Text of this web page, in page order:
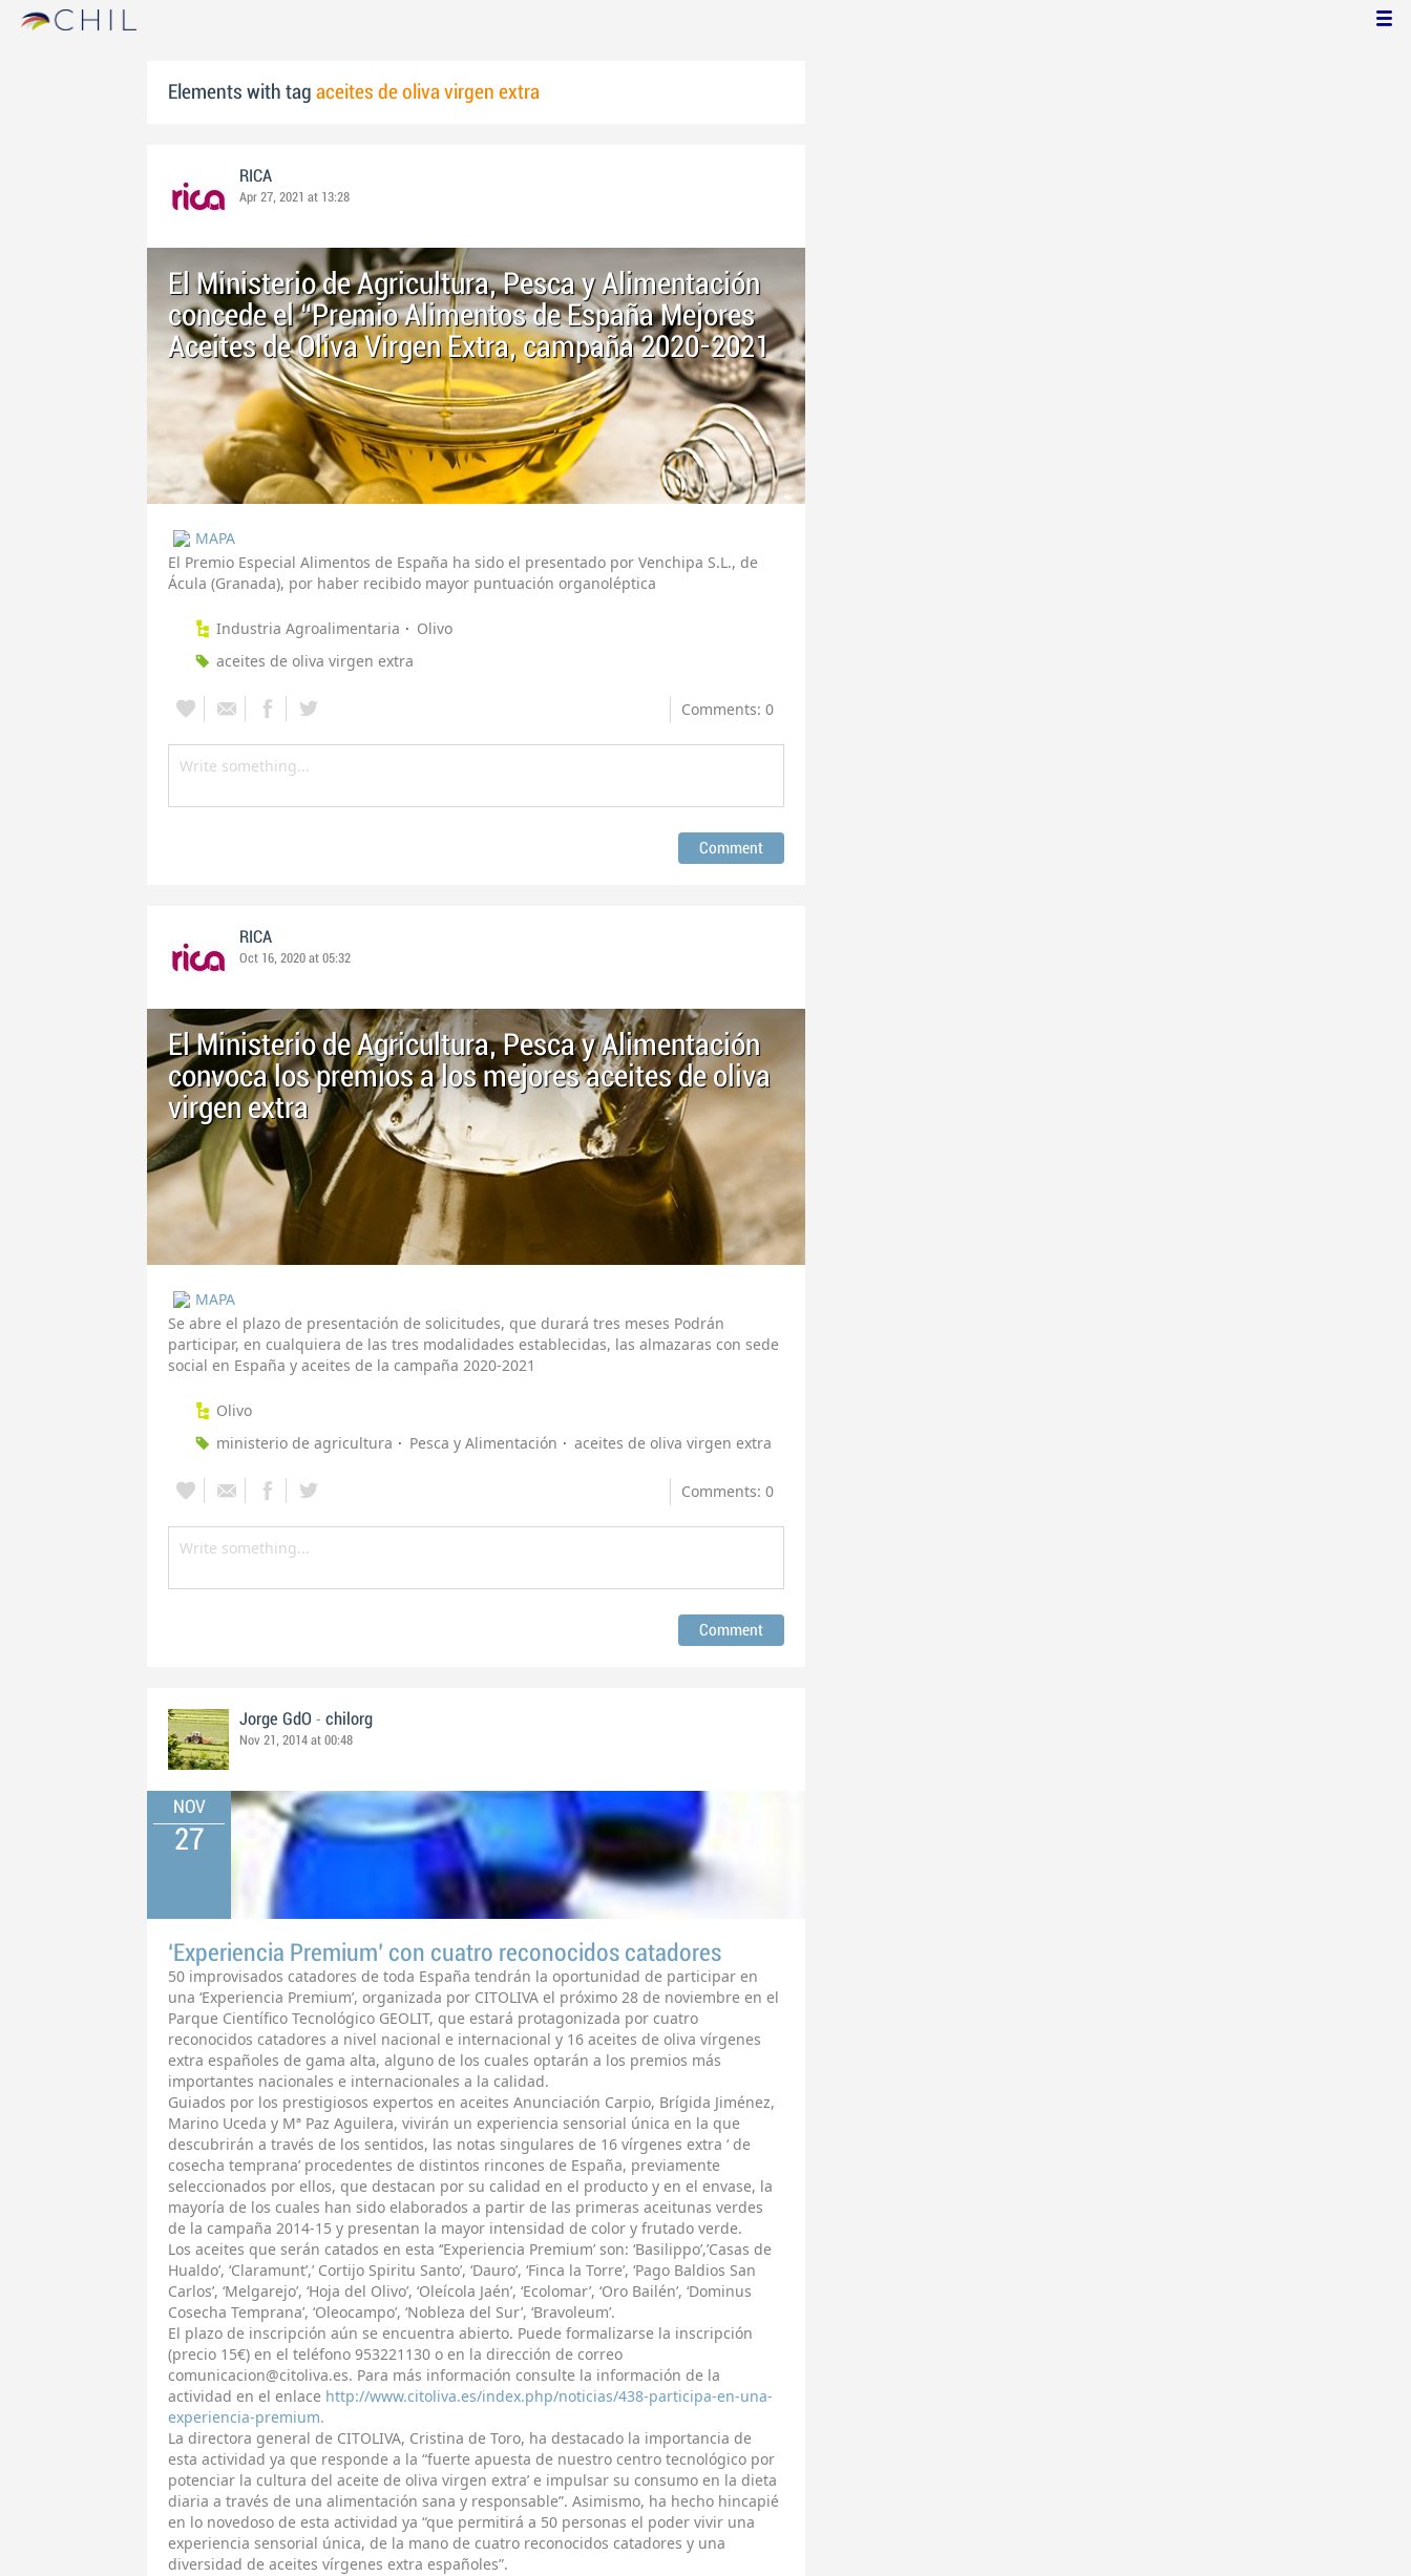
Elements with tag aceites de oliva virgen extra
RICA
Apr 27, 2021 at 13:28
El Ministerio de Agricultura, Pesca y Alimentación
concede el “Premio Alimentos de España Mejores
Aceites de Oliva Virgen Extra, campaña 2020-2021
MAPA
El Premio Especial Alimentos de España ha sido el presentado por Venchipa S.L., de
Ácula (Granada), por haber recibido mayor puntuación organoléptica
Industria Agroalimentaria
Olivo
aceites de oliva virgen extra
Comments: 0
RICA
Oct 16, 2020 at 05:32
El Ministerio de Agricultura, Pesca y Alimentación
convoca los premios a los mejores aceites de oliva
virgen extra
MAPA
Se abre el plazo de presentación de solicitudes, que durará tres meses Podrán
participar, en cualquiera de las tres modalidades establecidas, las almazaras con sede
social en España y aceites de la campaña 2020-2021
Olivo
ministerio de agricultura
Pesca y Alimentación aceites de oliva virgen extra
Comments: 0
Jorge GdO - chilorg
Nov 21, 2014 at 00:48
NOV
27
‘Experiencia Premium’ con cuatro reconocidos catadores
50 improvisados catadores de toda España tendrán la oportunidad de participar en
una ‘Experiencia Premium’, organizada por CITOLIVA el próximo 28 de noviembre en el
Parque Científico Tecnológico GEOLIT, que estará protagonizada por cuatro
reconocidos catadores a nivel nacional e internacional y 16 aceites de oliva vírgenes
extra españoles de gama alta, alguno de los cuales optarán a los premios más
importantes nacionales e internacionales a la calidad.
Guiados por los prestigiosos expertos en aceites Anunciación Carpio, Brígida Jiménez,
Marino Uceda y Mª Paz Aguilera, vivirán un experiencia sensorial única en la que
descubrirán a través de los sentidos, las notas singulares de 16 vírgenes extra ‘ de
cosecha temprana’ procedentes de distintos rincones de España, previamente
seleccionados por ellos, que destacan por su calidad en el producto y en el envase, la
mayoría de los cuales han sido elaborados a partir de las primeras aceitunas verdes
de la campaña 2014-15 y presentan la mayor intensidad de color y frutado verde.
Los aceites que serán catados en esta ‘‘Experiencia Premium’ son: ‘Basilippo’,’Casas de
Hualdo’, ‘Claramunt’,’ Cortijo Spiritu Santo’, ‘Dauro’, ‘Finca la Torre’, ‘Pago Baldios San
Carlos’, ‘Melgarejo’, ‘Hoja del Olivo’, ‘Oleícola Jaén’, ‘Ecolomar’, ‘Oro Bailén’, ‘Dominus
Cosecha Temprana’, ‘Oleocampo’, ‘Nobleza del Sur’, ‘Bravoleum’.
El plazo de inscripción aún se encuentra abierto. Puede formalizarse la inscripción
(precio 15€) en el teléfono 953221130 o en la dirección de correo
comunicacion@citoliva.es. Para más información consulte la información de la
actividad en el enlace http://www.citoliva.es/index.php/noticias/438-participa-en-una-
experiencia-premium.
La directora general de CITOLIVA, Cristina de Toro, ha destacado la importancia de
esta actividad ya que responde a la “fuerte apuesta de nuestro centro tecnológico por
potenciar la cultura del aceite de oliva virgen extra’ e impulsar su consumo en la dieta
diaria a través de una alimentación sana y responsable”. Asimismo, ha hecho hincapié
en lo novedoso de esta actividad ya “que permitirá a 50 personas el poder vivir una
experiencia sensorial única, de la mano de cuatro reconocidos catadores y una
diversidad de aceites vírgenes extra españoles”.